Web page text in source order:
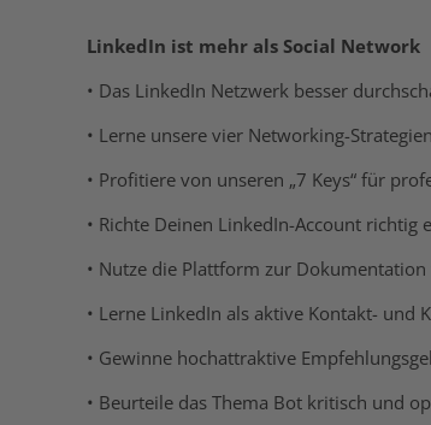
LinkedIn ist mehr als Social Network
• Das LinkedIn Netzwerk besser
• Lerne unsere vier Networking-
• Profitiere von unseren „7 Keys“ für
• Richte Deinen LinkedIn-Account richtig
• Nutze die Plattform zur
• Lerne LinkedIn als aktive Kontakt- und
• Gewinne hochattraktive
• Beurteile das Thema Bot kritisch und